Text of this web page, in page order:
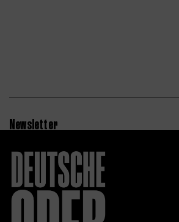
Newsletter